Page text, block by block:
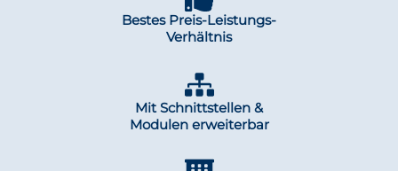
Bestes Preis-Leistungs-
Verhältnis
Mit Schnittstellen &
Modulen erweiterbar